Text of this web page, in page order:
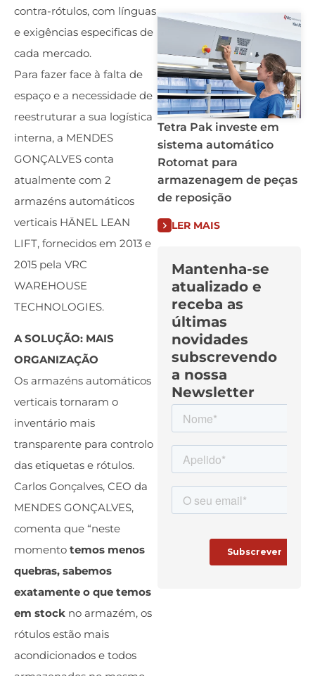
contra-rótulos, com línguas
e exigências especificas de
cada mercado.
Para fazer face à falta de
espaço e a necessidade de
reestruturar a sua logística
interna, a MENDES
GONÇALVES conta
atualmente com 2
armazéns automáticos
verticais HÄNEL LEAN
LIFT, fornecidos em 2013 e
2015 pela VRC
WAREHOUSE
TECHNOLOGIES.
A SOLUÇÃO: MAIS
ORGANIZAÇÃO
Os armazéns automáticos
verticais tornaram o
inventário mais
transparente para controlo
das etiquetas e rótulos.
Carlos Gonçalves, CEO da
MENDES GONÇALVES,
comenta que “neste
momento temos menos
quebras, sabemos
exatamente o que temos
em stock no armazém, os
rótulos estão mais
acondicionados e todos
Tetra Pak investe em
sistema automático
Rotomat para
armazenagem de peças
de reposição
LER MAIS
Mantenha-se
atualizado e
receba as
últimas
novidades
subscrevendo
a nossa
Newsletter